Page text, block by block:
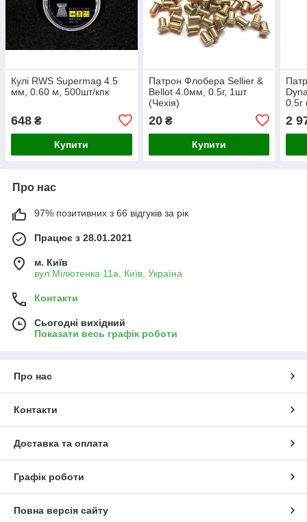
Кулі RWS Supermag 4.5
мм, 0.60 м, 500шт/кпк
648 ₴
Купити
Патрон Флобера Sellier &
Bellot 4.0мм, 0.5г, 1шт
(Чехія)
20₴
Купити
0.5г
2
Про нас
97% позитивних з 66 відгуків за рік
Працює з 28.01.2021
м. Київ
вул.Мілютенка 11а, Київ, Україна
Контакти
Сьогодні вихідний
Показати весь графік роботи
Про нас
Контакти
Доставка та оплата
Графік роботи
Повна версія сайту